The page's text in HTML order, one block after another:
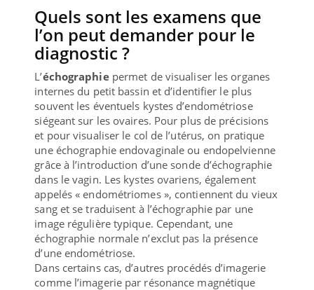
Quels sont les examens que
l’on peut demander pour le
diagnostic ?
L’échographiepermet de visualiser les organes
internes du petit bassin et d’identifier le plus
souvent les éventuels kystes d’endométriose
siégeant sur les ovaires. Pour plus de précisions
et pour visualiser le col de l’utérus, on pratique
une échographie endovaginale ou endopelvienne
grâce à l’introduction d’une sonde d’échographie
dans le vagin. Les kystes ovariens, également
appelés « endométriomes », contiennent du vieux
sang et se traduisent à l’échographie par une
image régulière typique. Cependant, une
échographie normale n’exclut pas la présence
d’une endométriose.
Dans certains cas, d’autres procédés d’imagerie
comme l’imagerie par résonance magnétique